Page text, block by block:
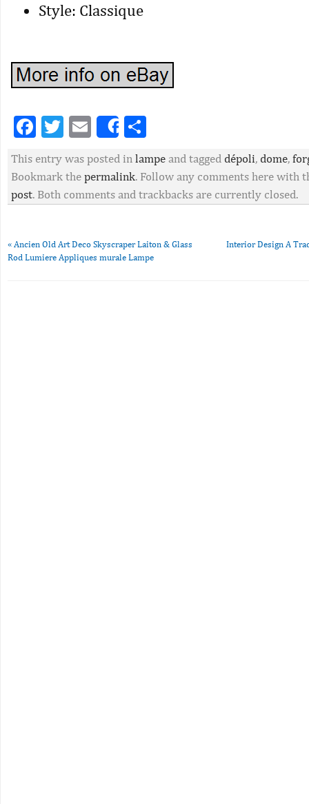
Style: Classique
Facebook
Twitter
EmailShare
This entry was posted in lampe and tagged dépoli, dome,
Bookmark the permalink. Follow any comments here with
post. Both comments and trackbacks are currently closed.
« Ancien Old Art Deco Skyscraper Laiton & Glass
Rod Lumiere Appliques murale Lampe
Interior Design A